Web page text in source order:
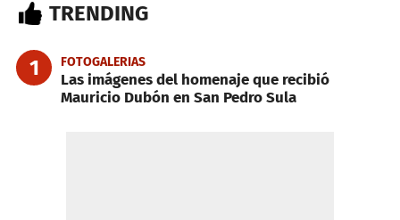
TRENDING
1 FOTOGALERIAS
Las imágenes del homenaje que recibió
Mauricio Dubón en San Pedro Sula